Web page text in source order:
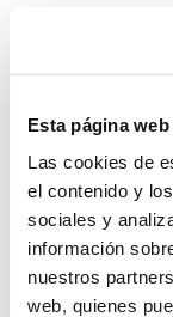
Esta página
Las cookies de
el contenido y
sociales y
información
nuestros
web, quienes